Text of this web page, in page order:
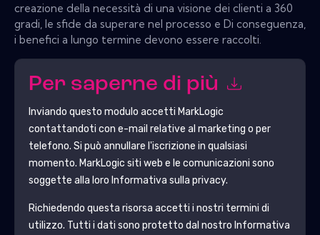
creazione della necessità di una visione dei clienti a 360
gradi, le sfide da superare nel processo e Di conseguenza,
i benefici a lungo termine devono essere raccolti.
Per saperne di più
Inviando questo modulo accetti MarkLogic
contattandoti con e-mail relative al marketing o per
telefono. Si può annullare l'iscrizione in qualsiasi
momento. MarkLogic siti web e le comunicazioni sono
soggette alla loro Informativa sulla privacy.
Richiedendo questa risorsa accetti i nostri termini di
utilizzo. Tutti i dati sono protetto dal nostro Informativa